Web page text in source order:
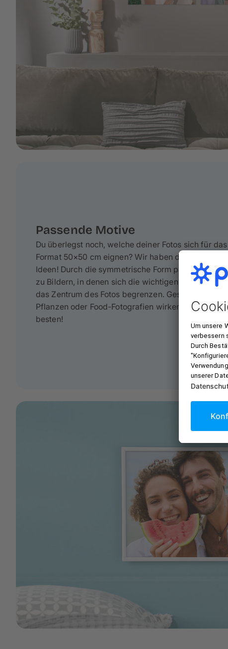
Passende Motive
Du überlegst noch, welche deiner Fotos sich für das
Format 50×50 cm eignen? Wir haben da ein paar
Ideen! Durch die symmetrische Form passt es super
zu Bildern, in denen sich die wichtigen Details auf
das Zentrum des Fotos begrenzen. Gesichter,
Pflanzen oder Food-Fotografien wirken hier am
besten!